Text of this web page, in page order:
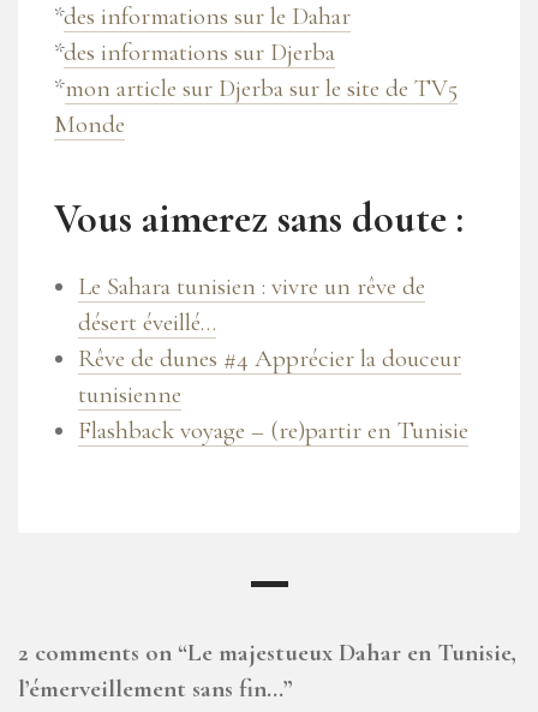
*des informations sur le Dahar
*des informations sur Djerba
*mon article sur Djerba sur le site de TV5
Monde
Vous aimerez sans doute :
Le Sahara tunisien : vivre un rêve de
désert éveillé…
Rêve de dunes #4 Apprécier la douceur
tunisienne
Flashback voyage – (re)partir en Tunisie
2 comments on “Le majestueux Dahar en Tunisie,
l’émerveillement sans fin…”